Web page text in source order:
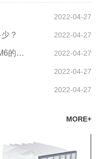
2022-04-27
2022-04-27
？
2022-04-27
江苏净化中效过滤器为什么有F6,M6的叫法,有和区别
2022-04-27
2022-04-27
MORE+